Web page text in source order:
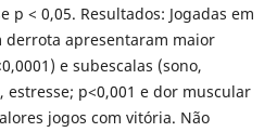
p < 0,05. Resultados: Jogadas em
apresentaram maior
e subescalas (sono,
estresse; p<0,001 e dor muscular
jogos com vitória. Não